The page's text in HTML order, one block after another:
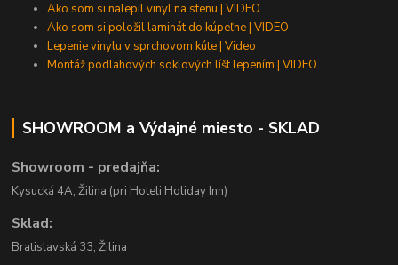
Ako som si nalepil vinyl na stenu | VIDEO
Ako som si položil laminát do kúpeľne | VIDEO
Lepenie vinylu v sprchovom kúte | Video
Montáž podlahových soklových líšt lepením | VIDEO
SHOWROOM a Výdajné miesto - SKLAD
Showroom - predajňa:
Kysucká 4A, Žilina (pri Hoteli Holiday Inn)
Sklad:
Bratislavská 33, Žilina